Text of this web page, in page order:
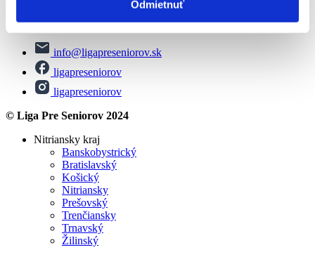
Odmietnuť
Zásady ochrany osobných údajov
info@ligapreseniorov.sk
ligapreseniorov
ligapreseniorov
© Liga Pre Seniorov 2024
Nitriansky kraj
Banskobystrický
Bratislavský
Košický
Nitriansky
Prešovský
Trenčiansky
Trnavský
Žilinský